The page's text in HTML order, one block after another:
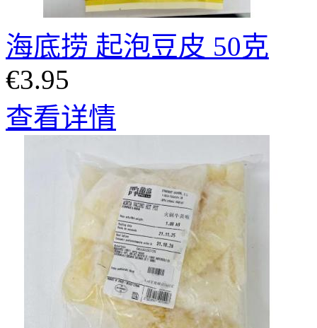
海底捞 起泡豆皮 50克
€3.95
查看详情